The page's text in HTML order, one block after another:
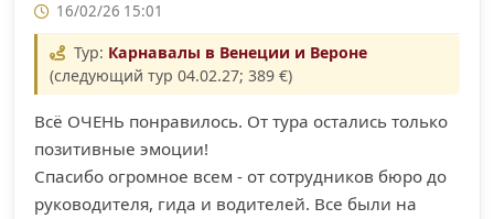
16/02/26 15:01
Тур: Карнавалы в Венеции и Вероне
(следующий тур 04.02.27; 389 €)
Всё ОЧЕНЬ понравилось. От тура остались только
позитивные эмоции!
Спасибо огромное всем - от сотрудников бюро до
руководителя, гида и водителей. Все были на